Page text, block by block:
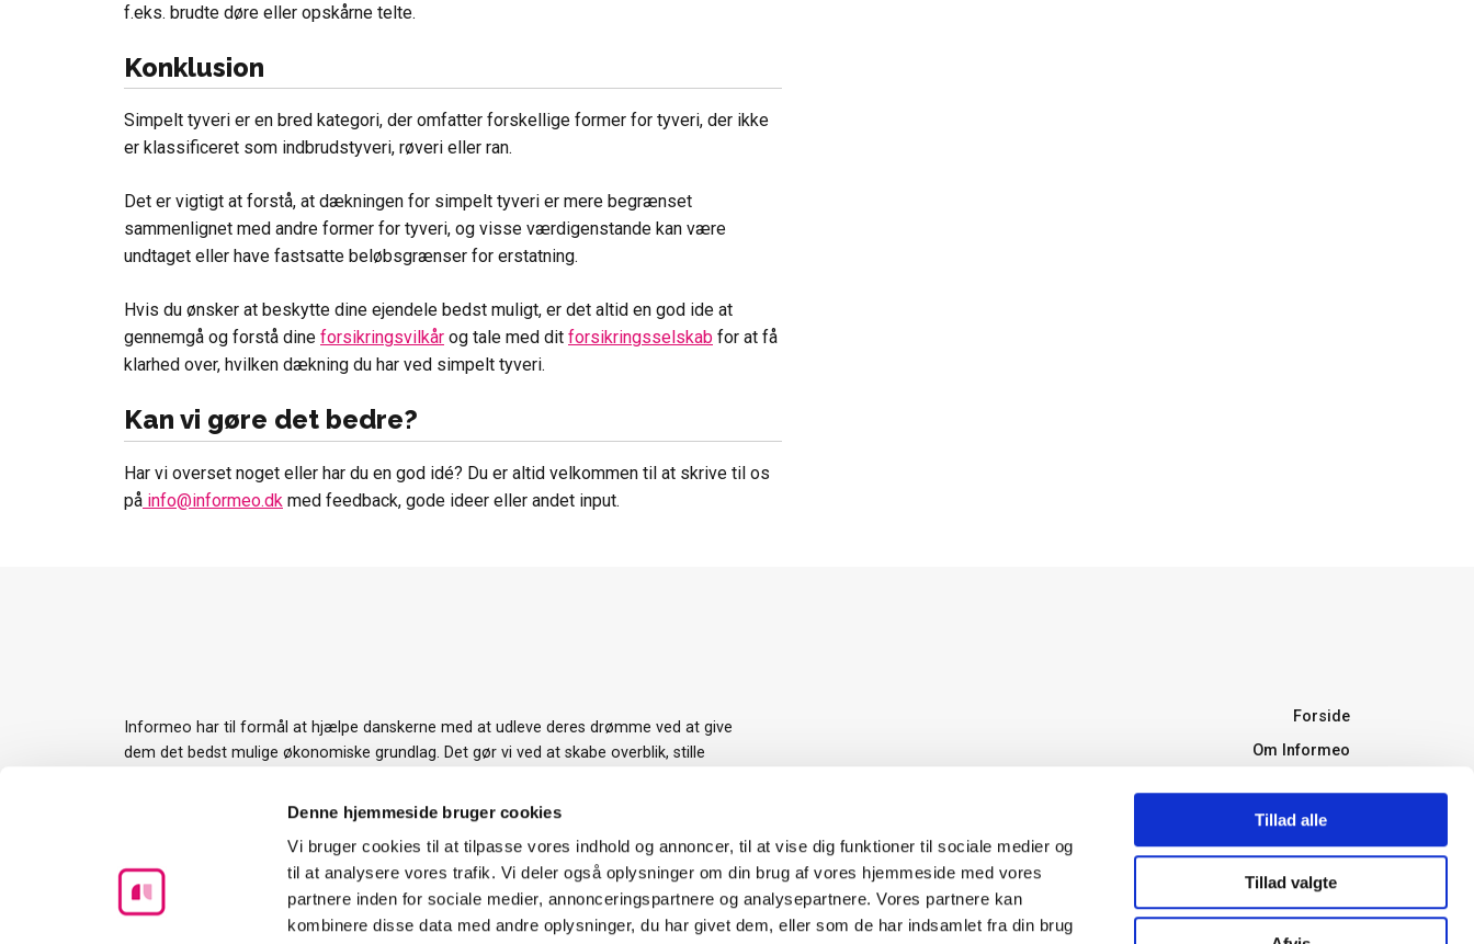
Denne hjemmeside bruger cookies
Vi bruger cookies til at tilpasse vores indhold og annoncer, til at vise dig funktioner til sociale medier og
til at analysere vores trafik. Vi deler også oplysninger om din brug af vores hjemmeside med vores
partnere inden for sociale medier, annonceringspartnere og analysepartnere. Vores partnere kan
kombinere disse data med andre oplysninger, du har givet dem, eller som de har indsamlet fra din brug
Tillad alle
Tillad valgte
f.eks. brudte døre eller opskårne telte.
Konklusion
Simpelt tyveri er en bred kategori, der omfatter forskellige former for tyveri, der ikke
er klassificeret som indbrudstyveri, røveri eller ran.
Det er vigtigt at forstå, at dækningen for simpelt tyveri er mere begrænset
sammenlignet med andre former for tyveri, og visse værdigenstande kan være
undtaget eller have fastsatte beløbsgrænser for erstatning.
Hvis du ønsker at beskytte dine ejendele bedst muligt, er det altid en god ide at
gennemgå og forstå dine forsikringsvilkår og tale med dit forsikringsselskab for at få
klarhed over, hvilken dækning du har ved simpelt tyveri.
Kan vi gøre det bedre?
Har vi overset noget eller har du en god idé? Du er altid velkommen til at skrive til os
på info@informeo.dk med feedback, gode ideer eller andet input.
Informeo har til formål at hjælpe danskerne med at udleve deres drømme ved at give
dem det bedst mulige økonomiske grundlag. Det gør vi ved at skabe overblik, stille
services og ydelser man har brug for i forbindelse med et boligkøb, da det er den
største økonomiske beslutning mange træffer.
Forside
Om Informeo
Forsikringsselskaber
Ordbog
Forsikringstyper
Boligkøb